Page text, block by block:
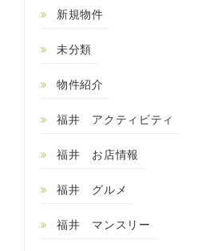
新規物件
未分類
物件紹介
福井 アクティビティ
福井 お店情報
福井 グルメ
福井 マンスリー